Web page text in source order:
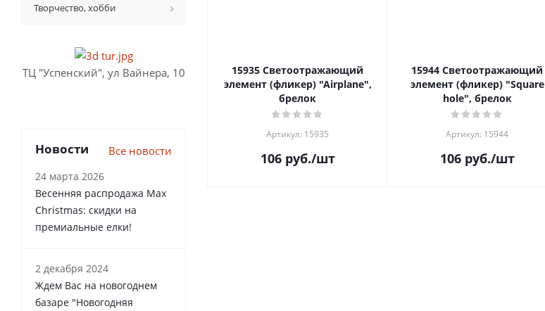
15935 Светоотражающий
элемент (фликер) "Airplane",
брелок
Артикул: 15935
106руб./шт
15944 Светоотражающий
элемент (фликер) "Square
hole", брелок
Артикул: 15944
106руб./шт
Творчество, хобби
ТЦ "Успенский", ул Вайнера, 10
Новости Все новости
24 марта 2026
Весенняя распродажа Max
Christmas: скидки на
премиальные елки!
2 декабря 2024
Ждем Вас на новогоднем
базаре "Новогодняя